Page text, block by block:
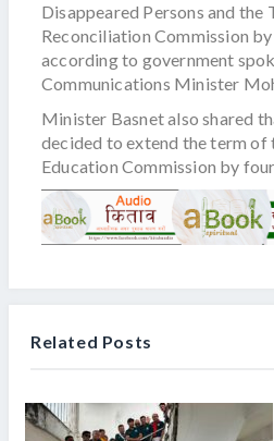
Disappeared Persons and the
Reconciliation Commission by
according to government
Communications Minister
Minister Basnet also shared
decided to extend the term of
Education Commission by
Related Posts